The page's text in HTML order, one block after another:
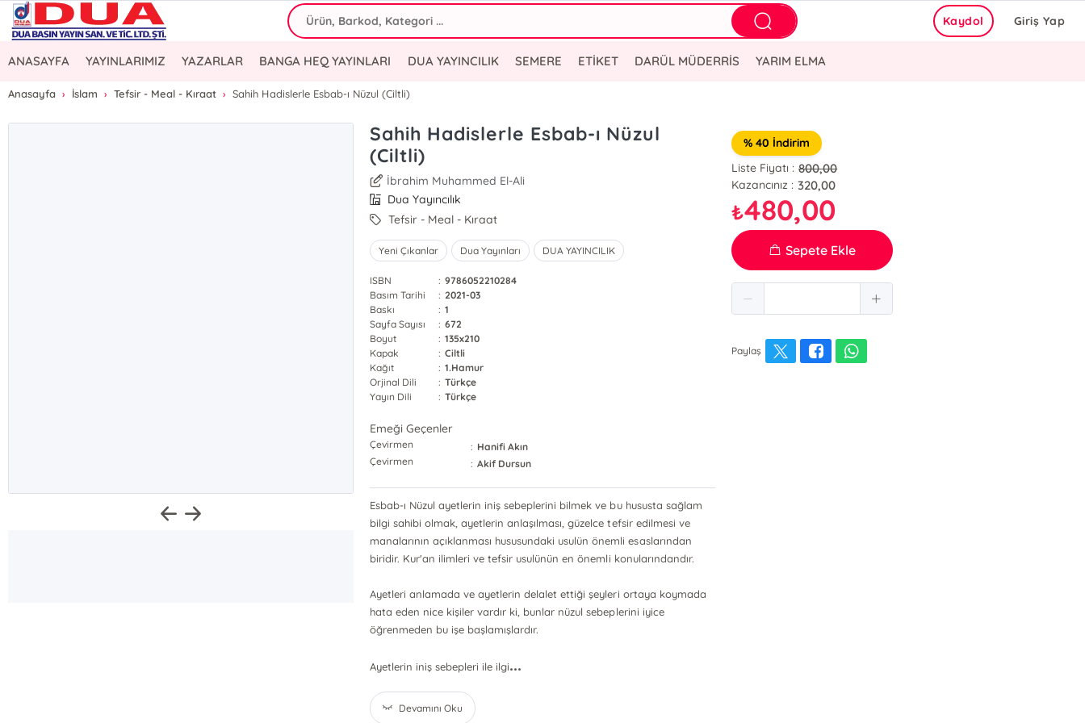
Giriş Yap
Kaydol
ANASAYFA YAYINLARIMIZ YAZARLAR BANGA HEQ YAYINLARI DUA YAYINCILIK SEMERE ETİKET DARÜL MÜDERRİS YARIM ELMA
Anasayfa İslam Tefsir - Meal - Kıraat Sahih Hadislerle Esbab-ı Nüzul (Ciltli)
Sahih Hadislerle Esbab-ı Nüzul
(Ciltli)
İbrahim Muhammed El-Ali
Dua Yayıncılık
Tefsir - Meal - Kıraat
Yeni Çıkanlar Dua Yayınları DUA YAYINCILIK
ISBN : 9786052210284
Basım Tarihi
: 2021-03
Baskı
: 1
Sayfa Sayısı
: 672
Boyut
: 135x210
Kapak
: Ciltli
Kağıt
: 1.Hamur
Orjinal Dili
: Türkçe
Yayın Dili
: Türkçe
Emeği Geçenler
Çevirmen : Hanifi Akın
Çevirmen
: Akif Dursun
Esbab-ı Nüzul ayetlerin iniş sebeplerini bilmek ve bu hususta sağlam
bilgi sahibi olmak, ayetlerin anlaşılması, güzelce tefsir edilmesi ve
manalarının açıklanması hususundaki usulün önemli esaslarından
biridir. Kur'an ilimleri ve tefsir usulünün en önemli konularındandır.
Ayetleri anlamada ve ayetlerin delalet ettiği şeyleri ortaya koymada
hata eden nice kişiler vardır ki, bunlar nüzul sebeplerini iyice
öğrenmeden bu işe başlamışlardır.
Ayetlerin iniş sebepleri ile ilgi...
Devamını Oku
% 40 İndirim
Liste Fiyatı : 800,00
Kazancınız : 320,00
₺480,00
Sepete Ekle
Paylaş